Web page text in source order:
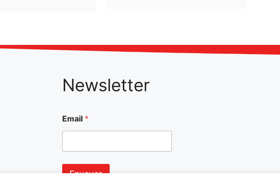
Newsletter
Email *
Envoyer